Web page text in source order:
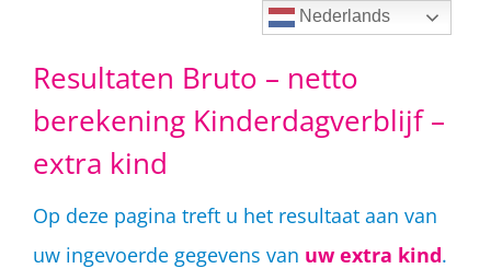
inhoudResultaten Bruto – netto
berekening Kinderdagverblijf –
extra kind
Op deze pagina treft u het resultaat aan van
uw ingevoerde gegevens van uw extra kind.
Nederlands